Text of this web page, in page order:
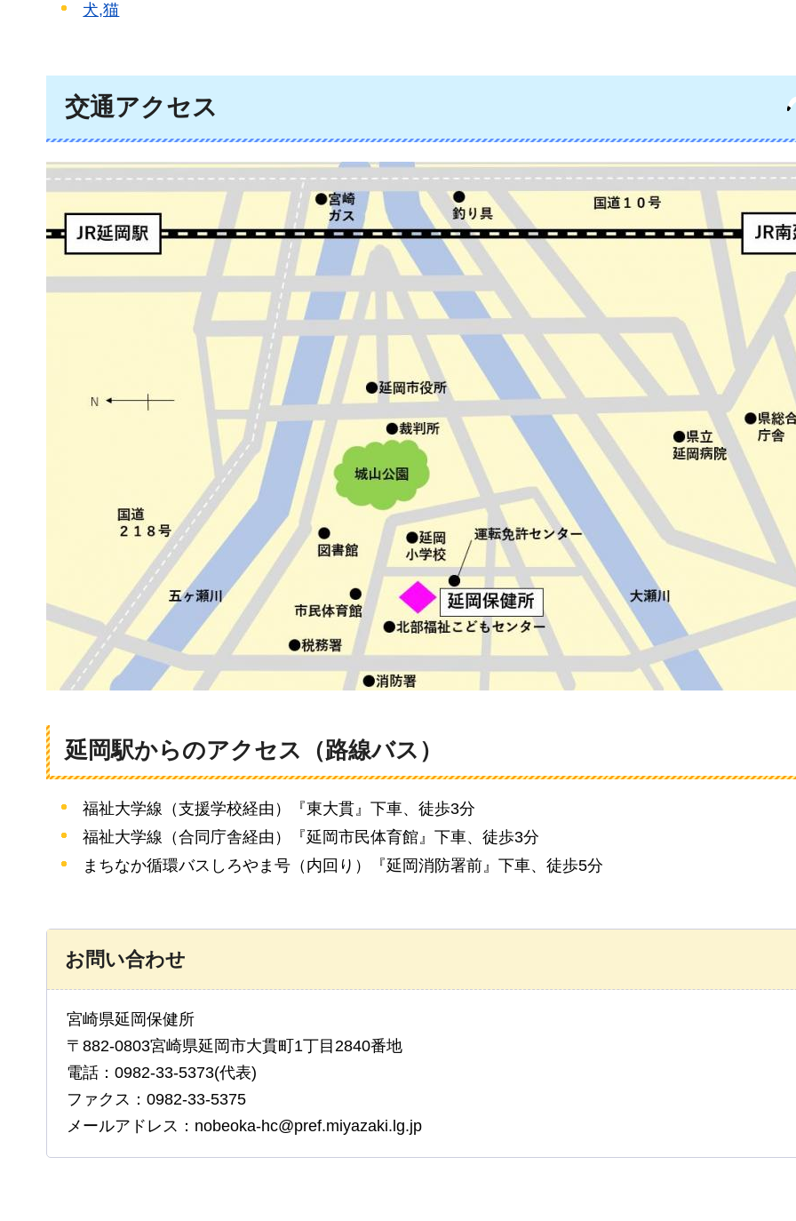
犬,猫
交通アクセス
延岡駅からのアクセス（路線バス）
福祉大学線（支援学校経由）『東大貫』下車、徒歩3分
福祉大学線（合同庁舎経由）『延岡市民体育館』下車、徒歩3分
まちなか循環バスしろやま号（内回り）『延岡消防署前』下車、徒歩5分
お問い合わせ
宮崎県延岡保健所
〒882-0803宮崎県延岡市大貫町1丁目2840番地
電話：0982-33-5373(代表)
ファクス：0982-33-5375
メールアドレス：nobeoka-hc@pref.miyazaki.lg.jp